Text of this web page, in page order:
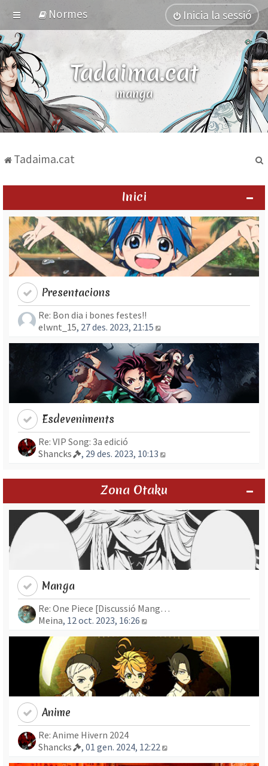
Normes Inicia la sessió
Tadaima.cat
manga
Tadaima.cat
Inici
Presentacions
Re: Bon dia i bones festes!!
elwnt_15, 27 des. 2023, 21:15
Esdeveniments
Re: VIP Song: 3a edició
Shancks
, 29 des. 2023, 10:13
Zona Otaku
Manga
Re: One Piece [Discussió Mang…
Meina, 12 oct. 2023, 16:26
Anime
Re: Anime Hivern 2024
Shancks
, 01 gen. 2024, 12:22